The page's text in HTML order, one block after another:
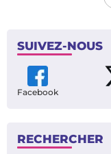
SUIVEZ-NOUS
Facebook
RECHERCHER